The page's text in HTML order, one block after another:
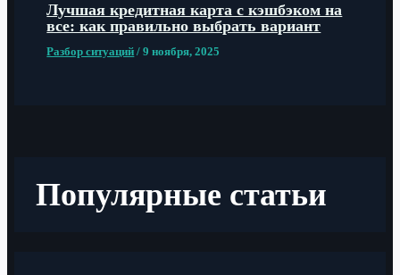
Лучшая кредитная карта с кэшбэком на
все: как правильно выбрать вариант
Разбор ситуаций /9 ноября, 2025
Популярные статьи